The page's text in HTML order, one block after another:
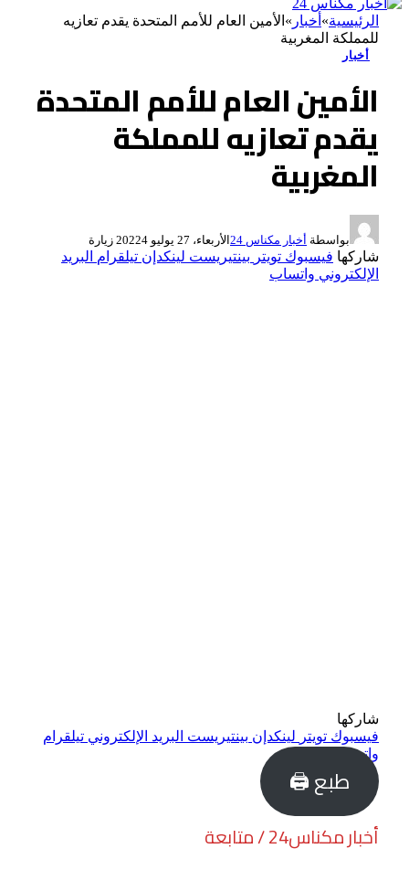
الرئيسية» أخبار » الأمين العام للأمم المتحدة يقدم تعازيه
للمملكة المغربية
أخبار
الأمين العام للأمم المتحدة
يقدم تعازيه للمملكة
المغربية
بواسطة أخبار مكناس 24 الأربعاء، 27 يوليو 2022 4 زيارة
شاركها فيسبوك تويتر بينتيريست لينكدإن تيلقرام البريد
الإلكتروني واتساب
شاركها
فيسبوك تويتر لينكدإن بينتيريست البريد الإلكتروني تيلقرام
واتساب
طبع 🖨
أخبار مكناس24 / متابعة